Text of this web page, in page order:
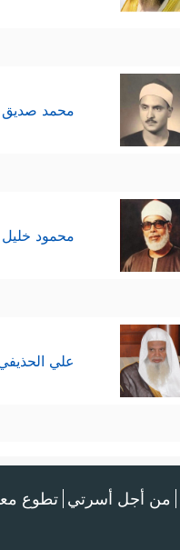
محمد صديق
محمود
علي
من أجل أسرتي تطوع